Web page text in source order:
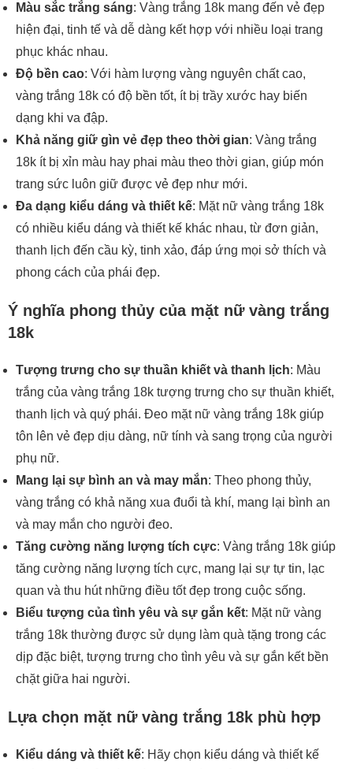
Màu sắc trắng sáng: Vàng trắng 18k mang đến vẻ đẹp
hiện đại, tinh tế và dễ dàng kết hợp với nhiều loại trang
phục khác nhau.
Độ bền cao: Với hàm lượng vàng nguyên chất cao,
vàng trắng 18k có độ bền tốt, ít bị trầy xước hay biến
dạng khi va đập.
Khả năng giữ gìn vẻ đẹp theo thời gian: Vàng trắng
18k ít bị xỉn màu hay phai màu theo thời gian, giúp món
trang sức luôn giữ được vẻ đẹp như mới.
Đa dạng kiểu dáng và thiết kế: Mặt nữ vàng trắng 18k
có nhiều kiểu dáng và thiết kế khác nhau, từ đơn giản,
thanh lịch đến cầu kỳ, tinh xảo, đáp ứng mọi sở thích và
phong cách của phái đẹp.
Ý nghĩa phong thủy của mặt nữ vàng trắng
18k
Tượng trưng cho sự thuần khiết và thanh lịch: Màu
trắng của vàng trắng 18k tượng trưng cho sự thuần khiết,
thanh lịch và quý phái. Đeo mặt nữ vàng trắng 18k giúp
tôn lên vẻ đẹp dịu dàng, nữ tính và sang trọng của người
phụ nữ.
Mang lại sự bình an và may mắn: Theo phong thủy,
vàng trắng có khả năng xua đuổi tà khí, mang lại bình an
và may mắn cho người đeo.
Tăng cường năng lượng tích cực: Vàng trắng 18k giúp
tăng cường năng lượng tích cực, mang lại sự tự tin, lạc
quan và thu hút những điều tốt đẹp trong cuộc sống.
Biểu tượng của tình yêu và sự gắn kết: Mặt nữ vàng
trắng 18k thường được sử dụng làm quà tặng trong các
dịp đặc biệt, tượng trưng cho tình yêu và sự gắn kết bền
chặt giữa hai người.
Lựa chọn mặt nữ vàng trắng 18k phù hợp
Kiểu dáng và thiết kế: Hãy chọn kiểu dáng và thiết kế